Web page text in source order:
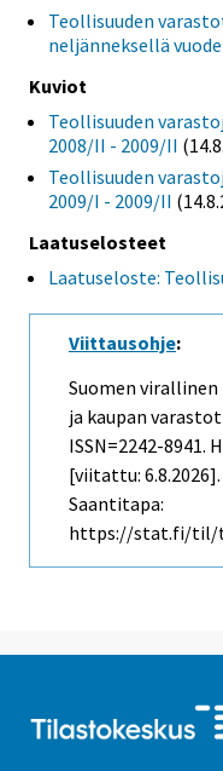
Teollisuuden
neljänneksellä
Kuviot
Teollisuuden
2008/II - 2009/II
Teollisuuden
2009/I - 2009/II
Laatuselosteet
Laatuseloste:
Viittausohje:
Suomen
ja kaupan
ISSN=2242-8941.
[viitattu: 6.8.2026].
Saantitapa:
https://stat.fi/til/